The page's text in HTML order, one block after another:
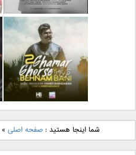
دانلود آهنگ جدید مهدی
یراحی بنام اسرار
دانلود آهنگ جدید بهنام
بانی بنام قرص قمر 2
شما اینجا هستید :صفحه اصلی »